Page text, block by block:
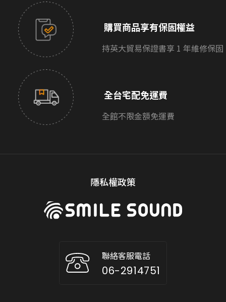
購買商品享有保固權益
持英大貿易保證書享 1 年維修保固
全台宅配免運費
全館不限金額免運費
隱私權政策
聯絡客服電話
06-2914751